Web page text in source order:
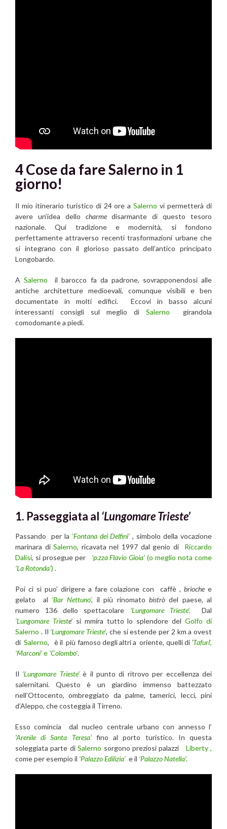
4 Cose da fareSalerno in 1
giorno!
Il mio itinerario turistico di 24 ore aSalernovi permetterà di
avere un’idea dello charmedisarmante di questo tesoro
nazionale. Qui tradizione e modernità, si fondono
perfettamente attraverso recenti trasformazioni urbane che
si integrano con il glorioso passato dell’antico principato
Longobardo.
ASalerno
il barocco fa da padrone, sovrapponendosi alle
antiche architetture medioevali, comunque visibili e ben
documentate in molti edifici. Eccovi in basso alcuni
interessanti consigli sul meglio di Salerno
girandola
comodomante a piedi.
1. Passeggiata al ‘Lungomare Trieste’
Passando per la ‘Fontana dei Delfini’ , simbolo della vocazione
marinara diSalerno, ricavata nel 1997 dal genio di Riccardo
Dalisi, si prosegue per ‘p.zza Flavio Gioia’ (o meglio nota come
‘La Rotonda’) .
Poi ci si puo’ dirigere a fare colazione con caffè ,brioche e
gelato al ‘Bar Nettuno’, il più rinomato bistròdel paese, al
numero 136 dello spettacolare ‘Lungomare Trieste’.Dal
‘Lungomare Trieste’si mmira tutto lo splendore delGolfo di
Salerno . Il ‘Lungomare Trieste’, che si estende per 2 km a ovest
diSalerno, è il più famoso degli altri a oriente, quelli di ‘Tafuri‘,
‘Marconi’e ‘Colombo’.
Il ‘Lungomare Trieste’è il punto di ritrovo per eccellenza dei
salernitani. Questo è un giardino immenso battezzato
nell’Ottocento, ombreggiato da palme, tamerici, lecci, pini
d’Aleppo, che costeggia il Tirreno.
Esso comincia dal nucleo centrale urbano con annesso l’
‘Arenile di Santa Teresa’ fino al porto turistico. In questa
soleggiata parte diSalerno sorgono preziosi palazzi
Liberty ,
come per esempio il ‘Palazzo Edilizia’ e il ‘Palazzo Natella’.